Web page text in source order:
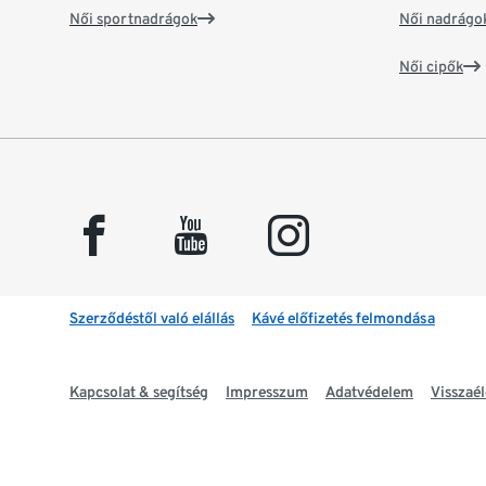
Női sportnadrágok Női
Női cipők
facebook youtube instagram
Szerződéstől való elállás Kávé előfizetés felmondása
Kapcsolat & segítség Impresszum Adatvédelem